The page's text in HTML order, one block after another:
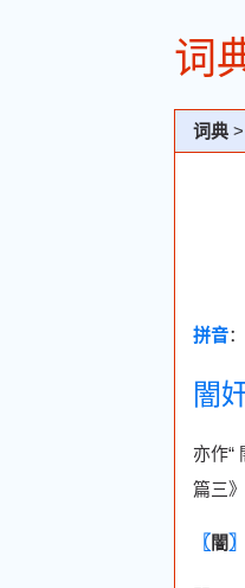
词
词典 >
拼音
闇
亦作“
篇三
〖 闇